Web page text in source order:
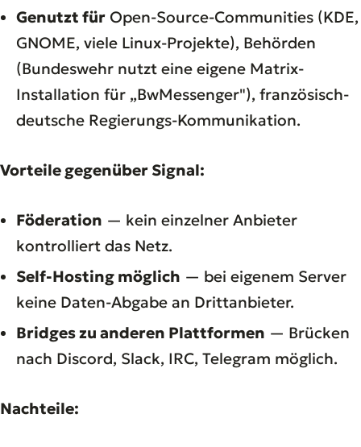
Genutzt für Open-Source-Communities (KDE,
GNOME, viele Linux-Projekte), Behörden
(Bundeswehr nutzt eine eigene Matrix-
Installation für „BwMessenger"), französisch-
deutsche Regierungs-Kommunikation.
Vorteile gegenüber Signal:
Föderation — kein einzelner Anbieter
kontrolliert das Netz.
Self-Hosting möglich — bei eigenem Server
keine Daten-Abgabe an Drittanbieter.
Bridges zu anderen Plattformen — Brücken
nach Discord, Slack, IRC, Telegram möglich.
Nachteile: